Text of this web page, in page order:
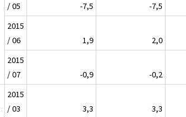
/ 05
-7,5
-7,5
2015
/ 06
1,9
2,0
2015
/ 07
-0,9
-0,2
2015
/ 03
3,3
3,3